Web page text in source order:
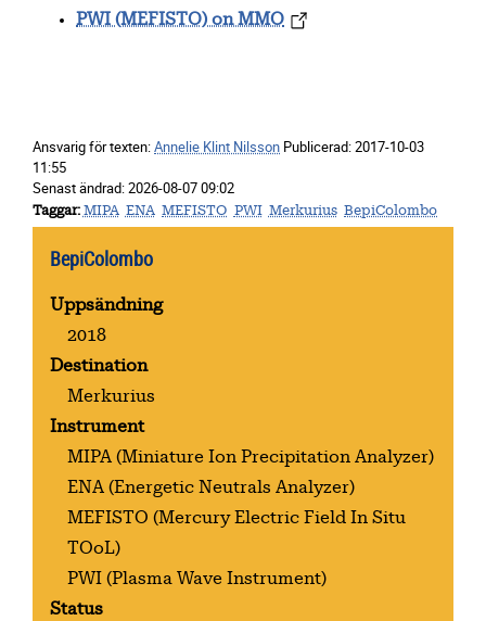
PWI (MEFISTO) on MMO
Ansvarig för texten:Annelie Klint Nilsson Publicerad:2017-10-03
11:55
Senast ändrad:2026-08-07 09:02
Taggar MIPA ENA MEFISTO PWI Merkurius BepiColombo
BepiColombo
Uppsändning
2018
Destination
Merkurius
Instrument
MIPA (Miniature Ion Precipitation Analyzer)
ENA (Energetic Neutrals Analyzer)
MEFISTO (Mercury Electric Field In Situ
TOoL)
PWI
(Plasma Wave Instrument)
Status